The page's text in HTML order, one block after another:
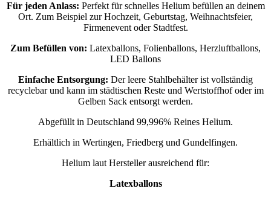
Für jeden Anlass: Perfekt für schnelles Helium befüllen an deinem
Ort. Zum Beispiel zur Hochzeit, Geburtstag, Weihnachtsfeier,
Firmenevent oder Stadtfest.
Zum Befüllen von: Latexballons, Folienballons, Herzluftballons,
LED Ballons
Einfache Entsorgung: Der leere Stahlbehälter ist vollständig
recyclebar und kann im städtischen Reste und Wertstoffhof oder im
Gelben Sack entsorgt werden.
Abgefüllt in Deutschland 99,996% Reines Helium.
Erhältlich in Wertingen, Friedberg und Gundelfingen.
Helium laut Hersteller ausreichend für:
Latexballons